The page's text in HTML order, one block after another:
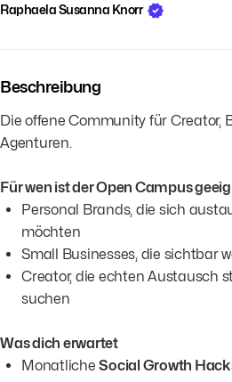
Raphaela Susanna Knorr
Beschreibung
Die offene Community für Creator,
Agenturen.
Für wen ist der Open Campus
Personal Brands, die sich
möchten
Small Businesses, die sichtbar
Creator, die echten Austausch
suchen
Was dich erwartet
MonatlicheSocial Growth